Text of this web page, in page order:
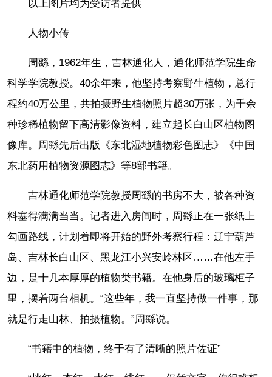
以上图片均为受访者提供
人物小传
周繇，1962年生，吉林通化人，通化师范学院生命
科学学院教授。40余年来，他坚持考察野生植物，总行
程约40万公里，共拍摄野生植物照片超30万张，为千余
种珍稀植物留下高清影像资料，建立起长白山区植物图
像库。周繇先后出版《东北湿地植物彩色图志》《中国
东北药用植物资源图志》等8部书籍。
吉林通化师范学院教授周繇的书房不大，被各种资
料塞得满满当当。记者进入房间时，周繇正在一张纸上
勾画路线，计划着即将开始的野外考察行程：辽宁葫芦
岛、吉林长白山区、黑龙江小兴安岭林区……在他左手
边，是十几本厚厚的植物类书籍。在他身后的玻璃柜子
里，摆着两台相机。“这些年，我一直坚持做一件事，那
就是行走山林、拍摄植物。”周繇说。
“书籍中的植物，终于有了清晰的照片佐证”